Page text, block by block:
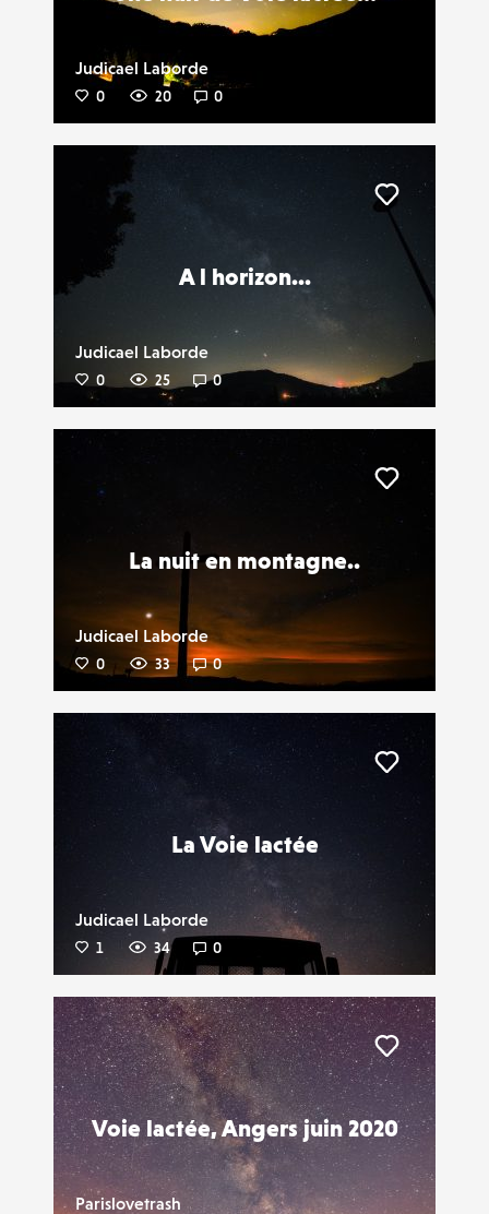
Judicael Laborde
0 20 0
A l horizon...
Judicael Laborde
0 25 0
La nuit en montagne..
Judicael Laborde
0 33 0
La Voie lactée
Judicael Laborde
1 34 0
Voie lactée, Angers juin 2020
Parislovetrash
Liker